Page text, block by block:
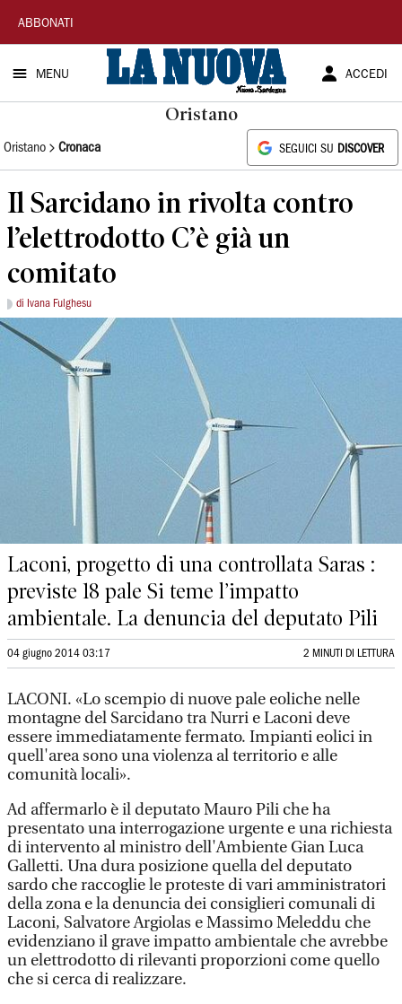
La
Nuova
Sardegna
ABBONATI
MENU ACCEDI
Oristano
Oristano Cronaca SEGUICI SU DISCOVER
Il Sarcidano in rivolta contro
l’elettrodotto C’è già un
comitato
di Ivana Fulghesu
Laconi, progetto di una controllata Saras :
previste 18 pale Si teme l’impatto
ambientale. La denuncia del deputato Pili
04 giugno 2014 03:17 2 MINUTI DI LETTURA
LACONI. «Lo scempio di nuove pale eoliche nelle
montagne del Sarcidano tra Nurri e Laconi deve
essere immediatamente fermato. Impianti eolici in
quell'area sono una violenza al territorio e alle
comunità locali».
Ad affermarlo è il deputato Mauro Pili che ha
presentato una interrogazione urgente e una richiesta
di intervento al ministro dell'Ambiente Gian Luca
Galletti. Una dura posizione quella del deputato
sardo che raccoglie le proteste di vari amministratori
della zona e la denuncia dei consiglieri comunali di
Laconi, Salvatore Argiolas e Massimo Meleddu che
evidenziano il grave impatto ambientale che avrebbe
un elettrodotto di rilevanti proporzioni come quello
che si cerca di realizzare.